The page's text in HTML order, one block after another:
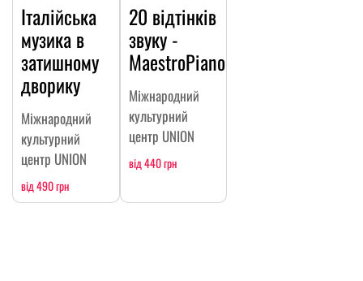
Італійська
музика в
затишному
дворику
Міжнародний
культурний
центр UNION
від 490 грн
20 відтінків
звуку -
МaestroPiano
Міжнародний
культурний
центр UNION
від 440 грн